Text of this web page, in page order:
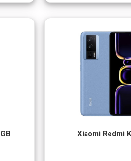
Xiaomi Redmi